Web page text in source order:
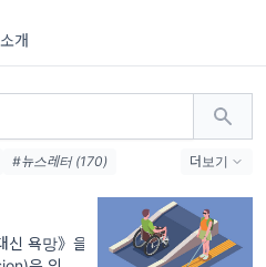
개
#뉴스레터 (170)
#일과삶 (40)
더보기
신 욕망》을